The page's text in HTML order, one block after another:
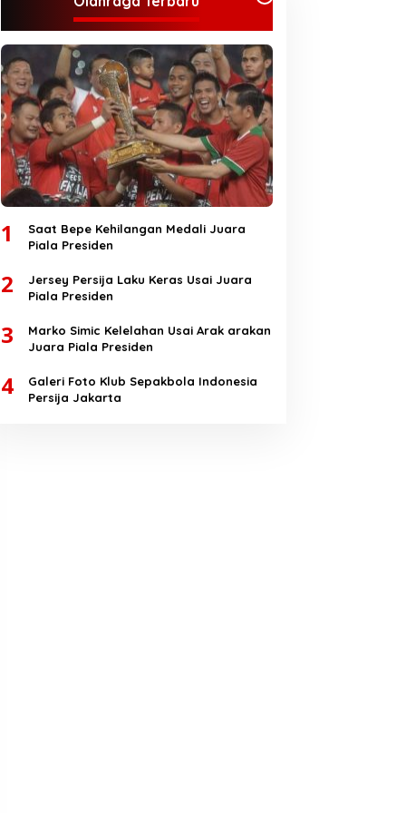
1
Saat Bepe Kehilangan Medali Juara
Piala Presiden
2
Jersey Persija Laku Keras Usai Juara
Piala Presiden
3
Marko Simic Kelelahan Usai Arak arakan
Juara Piala Presiden
4
Galeri Foto Klub Sepakbola Indonesia
Persija Jakarta